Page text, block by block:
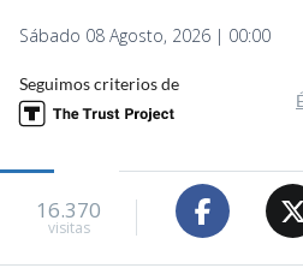
Sábado 08 Agosto, 2026 | 00:00
Seguimos criterios de
16.370
visitas